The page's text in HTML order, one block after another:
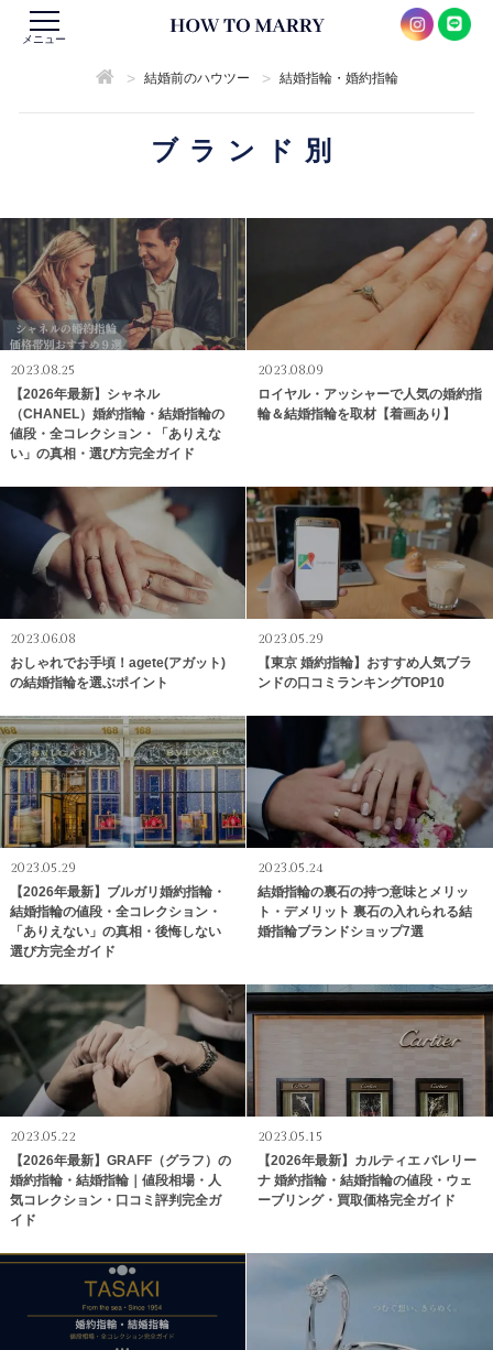
メニュー
> 結婚前のハウツー > 結婚指輪・婚約指輪
ブランド別
2023.08.25
【2026年最新】シャネル
（CHANEL）婚約指輪・結婚指輪の
値段・全コレクション・「ありえな
い」の真相・選び方完全ガイド
2023.08.09
ロイヤル・アッシャーで人気の婚約指
輪＆結婚指輪を取材【着画あり】
2023.06.08
おしゃれでお手頃！agete(アガット)
の結婚指輪を選ぶポイント
2023.05.29
【東京 婚約指輪】おすすめ人気ブラ
ンドの口コミランキングTOP10
2023.05.29
【2026年最新】ブルガリ婚約指輪・
結婚指輪の値段・全コレクション・
「ありえない」の真相・後悔しない
選び方完全ガイド
2023.05.24
結婚指輪の裏石の持つ意味とメリッ
ト・デメリット 裏石の入れられる結
婚指輪ブランドショップ7選
2023.05.22
【2026年最新】GRAFF（グラフ）の
婚約指輪・結婚指輪｜値段相場・人
気コレクション・口コミ評判完全ガ
イド
2023.05.15
【2026年最新】カルティエ バレリー
ナ 婚約指輪・結婚指輪の値段・ウェ
ーブリング・買取価格完全ガイド